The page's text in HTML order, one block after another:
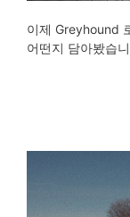
이제 Greyhound
어떤지 담아봤습